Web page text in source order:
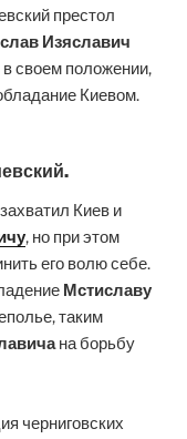
престол
Изяславич
своем положении,
Киевом.
захватил Киев и
, но при этом
его волю себе.
Мстиславу
таким
на борьбу
черниговских